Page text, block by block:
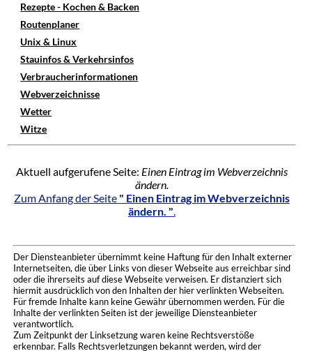
Rezepte - Kochen & Backen
Routenplaner
Unix & Linux
Stauinfos & Verkehrsinfos
Verbraucherinformationen
Webverzeichnisse
Wetter
Witze
Aktuell aufgerufene Seite: Einen Eintrag im Webverzeichnis
ändern.
Zum Anfang der Seite " Einen Eintrag im Webverzeichnis
ändern. ".
Der Diensteanbieter übernimmt keine Haftung für den Inhalt externer
Internetseiten, die über Links von dieser Webseite aus erreichbar sind
oder die ihrerseits auf diese Webseite verweisen. Er distanziert sich
hiermit ausdrücklich von den Inhalten der hier verlinkten Webseiten.
Für fremde Inhalte kann keine Gewähr übernommen werden. Für die
Inhalte der verlinkten Seiten ist der jeweilige Diensteanbieter
verantwortlich.
Zum Zeitpunkt der Linksetzung waren keine Rechtsverstöße
erkennbar. Falls Rechtsverletzungen bekannt werden, wird der